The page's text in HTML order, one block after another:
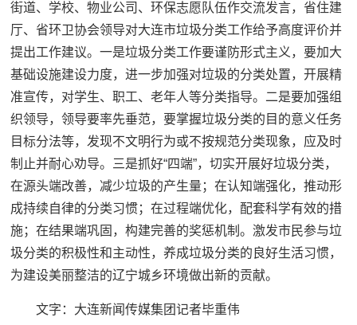
街道、学校、物业公司、环保志愿队伍作交流发言，省住建
厅、省环卫协会领导对大连市垃圾分类工作给予高度评价并
提出工作建议。一是垃圾分类工作要谨防形式主义，要加大
基础设施建设力度，进一步加强对垃圾的分类处置，开展精
准宣传，对学生、职工、老年人等分类指导。二是要加强组
织领导，领导要率先垂范，要掌握垃圾分类的目的意义任务
目标分法等，发现不文明行为或不按规范分类现象，应及时
制止并耐心劝导。三是抓好“四端”，切实开展好垃圾分类，
在源头端改善，减少垃圾的产生量；在认知端强化，推动形
成持续自律的分类习惯；在过程端优化，配套科学有效的措
施；在结果端巩固，构建完善的奖惩机制。激发市民参与垃
圾分类的积极性和主动性，养成垃圾分类的良好生活习惯，
为建设美丽整洁的辽宁城乡环境做出新的贡献。
文字：大连新闻传媒集团记者毕重伟